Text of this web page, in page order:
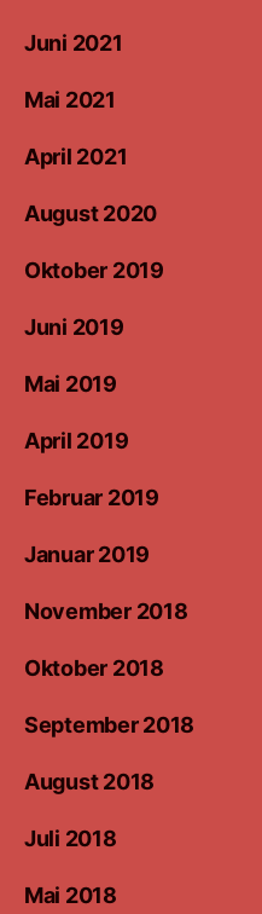
Juni 2021
Mai 2021
April 2021
August 2020
Oktober 2019
Juni 2019
Mai 2019
April 2019
Februar 2019
Januar 2019
November 2018
Oktober 2018
September 2018
August 2018
Juli 2018
Mai 2018